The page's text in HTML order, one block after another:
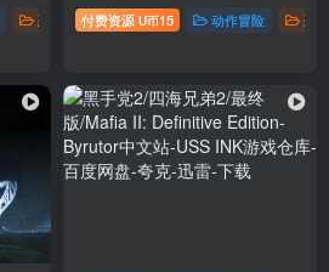
恐怖惊悚 推荐游戏
付费资源 U币15 动作冒险 恐